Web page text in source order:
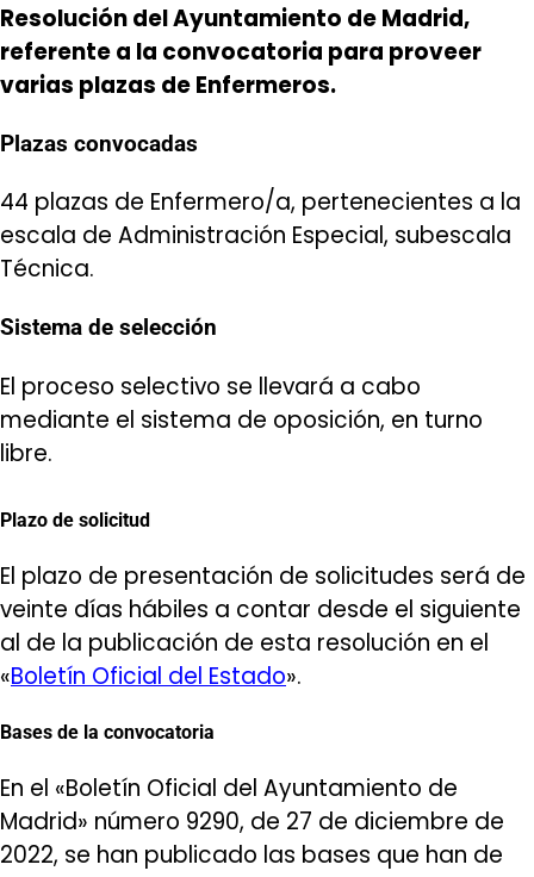
Resolución del Ayuntamiento de Madrid,
referente a la convocatoria para proveer
varias plazas de Enfermeros.
Plazas convocadas
44 plazas de Enfermero/a, pertenecientes a la
escala de Administración Especial, subescala
Técnica.
Sistema de selección
El proceso selectivo se llevará a cabo
mediante el sistema de oposición, en turno
libre.
Plazo de solicitud
El plazo de presentación de solicitudes será de
veinte días hábiles a contar desde el siguiente
al de la publicación de esta resolución en el
«Boletín Oficial del Estado».
Bases de la convocatoria
En el «Boletín Oficial del Ayuntamiento de
Madrid» número 9290, de 27 de diciembre de
2022, se han publicado las bases que han de